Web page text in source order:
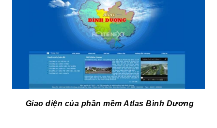
Giao diện của phần mềm Atlas Bình Dương